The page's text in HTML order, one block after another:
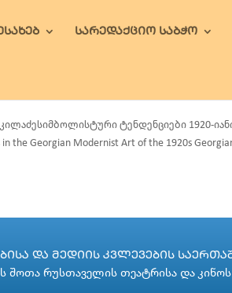
ᲡᲐᲠᲔᲓᲐᲥᲪᲘᲝ ᲡᲐᲑᲭᲝ
კილაძესიმბოლისტური ტენდენციები 1920-
in the Georgian Modernist Art of the 1920s
ᲓᲐ ᲛᲔᲓᲘᲘᲡ ᲙᲕᲚᲔᲕᲔᲑᲘᲡ
შოთა რუსთაველის თეატრისა და